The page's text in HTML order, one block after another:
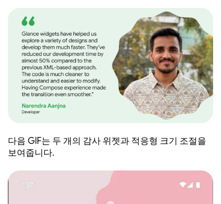
다음 GIF는 두 개의 감사 위젯과 적응형 크기 조절을
보여줍니다.